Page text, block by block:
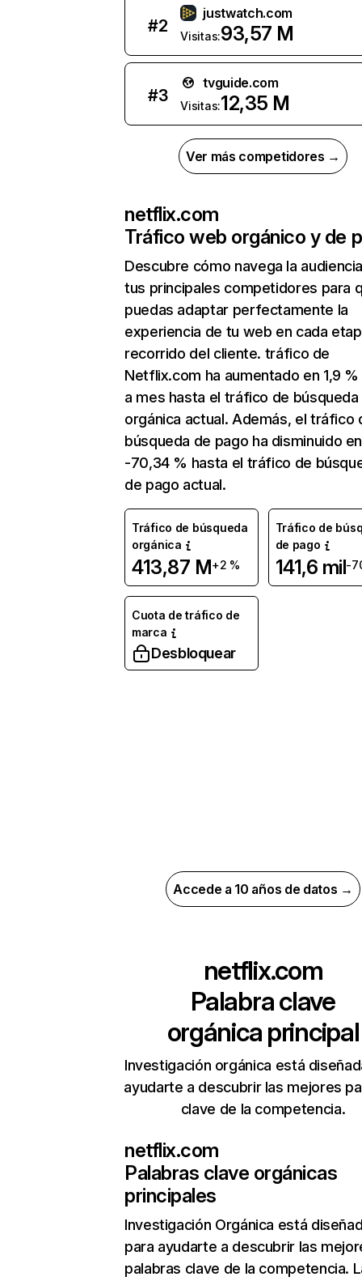
#2
justwatch.com
Visitas:93,57 M
#3
tvguide.com
Visitas:12,35 M
Ver más competidores →
netflix.com
Tráfico web orgánico y de
Descubre cómo navega la
tus principales competidores para
puedas adaptar perfectamente la
experiencia de tu web en cada
recorrido del cliente. tráfico de
Netflix.com ha aumentado en 1,9
a mes hasta el tráfico de búsqueda
orgánica actual. Además, el tráfico
búsqueda de pago ha disminuido en
-70,34 % hasta el tráfico de
de pago actual.
Tráfico de búsqueda
orgánica
413,87 M+2 %
Tráfico de
de pago
141,6 mil-
Cuota de tráfico de
marca
Desbloquear
Accede a 10 años de datos →
netflix.com
Palabra clave
orgánica principal
Investigación orgánica está
ayudarte a descubrir las mejores
clave de la competencia.
netflix.com
Palabras clave orgánicas
principales
Investigación Orgánica está
para ayudarte a descubrir las
palabras clave de la competencia.